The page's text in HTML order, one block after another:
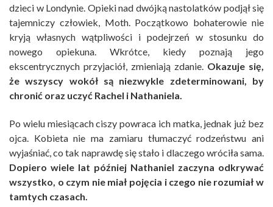
dzieci w Londynie. Opieki nad dwójką nastolatków podjął się
tajemniczy człowiek, Moth. Początkowo bohaterowie nie
kryją własnych wątpliwości i podejrzeń w stosunku do
nowego opiekuna. Wkrótce, kiedy poznają jego
ekscentrycznych przyjaciół, zmieniają zdanie. Okazuje się,
że wszyscy wokół są niezwykle zdeterminowani, by
chronić oraz uczyć Rachel i Nathaniela.
Po wielu miesiącach ciszy powraca ich matka, jednak już bez
ojca. Kobieta nie ma zamiaru tłumaczyć rodzeństwu ani
wyjaśniać, co tak naprawdę się stało i dlaczego wróciła sama.
Dopiero wiele lat później Nathaniel zaczyna odkrywać
wszystko, o czym nie miał pojęcia i czego nie rozumiał w
tamtych czasach.